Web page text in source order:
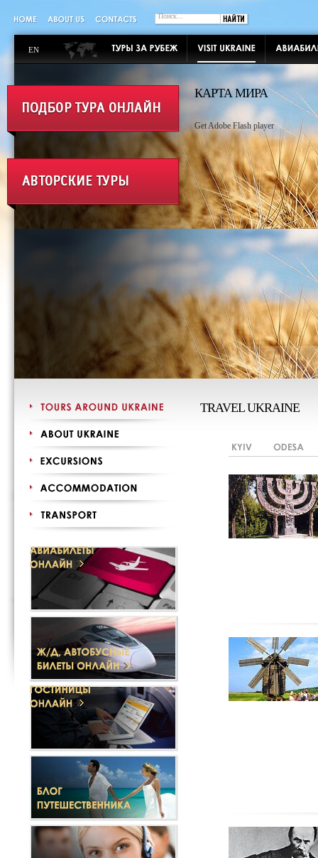
EN
КАРТА МИРА
Get Adobe Flash player
TRAVEL UKRAINE